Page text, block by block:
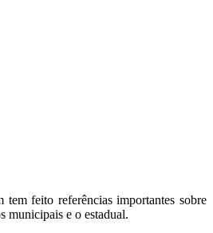
feito referências importantes sobre
municipais e o estadual.